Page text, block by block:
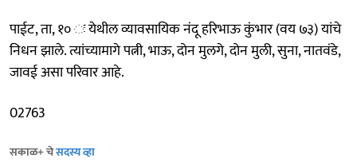
पाईट, ता, १० ः येथील व्यावसायिक नंदू हरिभाऊ कुंभार (वय ७३) यांचे
निधन झाले. त्यांच्यामागे पत्नी, भाऊ, दोन मुलगे, दोन मुली, सुना, नातवंडे,
जावई असा परिवार आहे.
02763
सकाळ+ चेसदस्य व्हा